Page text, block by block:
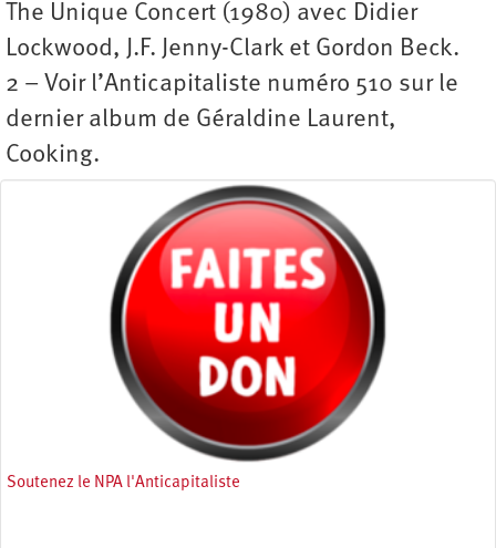
The Unique Concert (1980) avec Didier
Lockwood, J.F. Jenny-Clark et Gordon Beck.
2 – Voir l’Anticapitaliste numéro 510 sur le
dernier album de Géraldine Laurent,
Cooking.
Soutenez le NPA l'Anticapitaliste